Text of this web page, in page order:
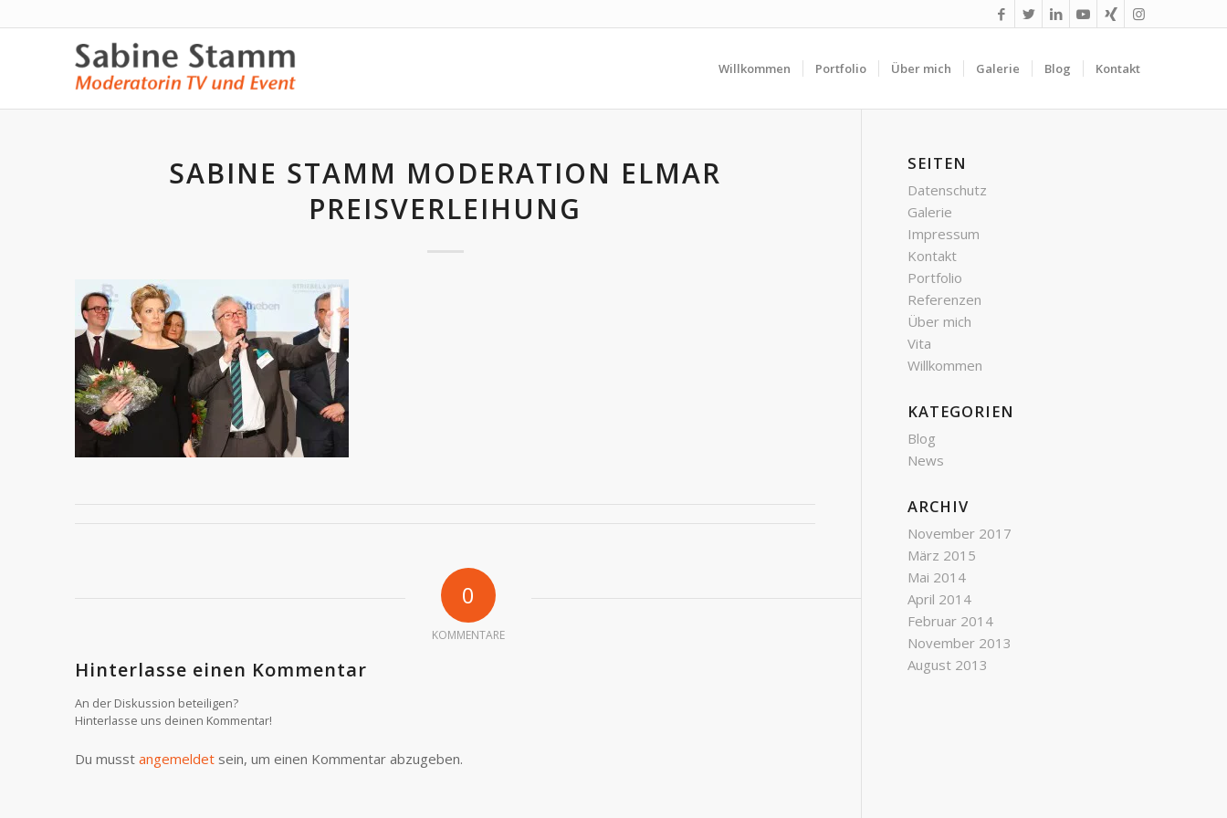
Willkommen Portfolio Über mich Galerie Blog Kontakt
SABINE STAMM MODERATION ELMAR
PREISVERLEIHUNG
0
KOMMENTARE
Hinterlasse einen Kommentar
An der Diskussion beteiligen?
Hinterlasse uns deinen Kommentar!
Du musst angemeldet sein, um einen Kommentar abzugeben.
SEITEN
Datenschutz
Galerie
Impressum
Kontakt
Portfolio
Referenzen
Über mich
Vita
Willkommen
KATEGORIEN
Blog
News
ARCHIV
November 2017
März 2015
Mai 2014
April 2014
Februar 2014
November 2013
August 2013